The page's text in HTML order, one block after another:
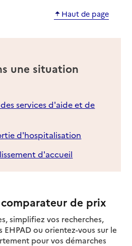
Haut de page
une situation
services d'aide et de
d'hospitalisation
d'accueil
de prix
simplifiez vos recherches,
ou orientez-vous sur le
pour vos démarches